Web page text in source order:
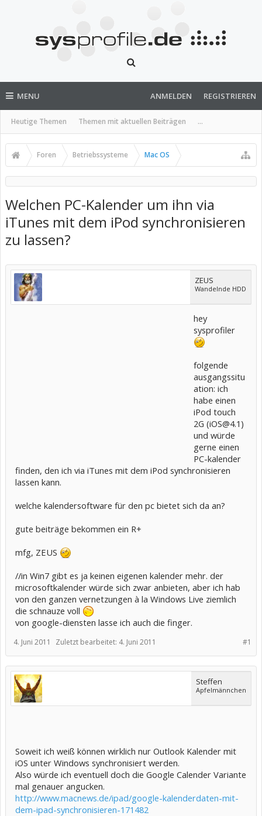
MENU
Heutige Themen Themen mit aktuellen Beiträgen ...
ANMELDEN REGISTRIEREN
Foren Betriebssysteme Mac OS
Welchen PC-Kalender um ihn via
iTunes mit dem iPod synchronisieren
zu lassen?
ZEUS
Wandelnde HDD
hey
sysprofiler
folgende
ausgangssitu
ation: ich
habe einen
iPod touch
2G (iOS@4.1)
und würde
gerne einen
PC-kalender
finden, den ich via iTunes mit dem iPod synchronisieren
lassen kann.
welche kalendersoftware für den pc bietet sich da an?
gute beiträge bekommen ein R+
mfg, ZEUS
//in Win7 gibt es ja keinen eigenen kalender mehr. der
microsoftkalender würde sich zwar anbieten, aber ich hab
von den ganzen vernetzungen à la Windows Live ziemlich
die schnauze voll
von google-diensten lasse ich auch die finger.
#1
4. Juni 2011 Zuletzt bearbeitet: 4. Juni 2011
Steffen
Apfelmännchen
Soweit ich weiß können wirklich nur Outlook Kalender mit
iOS unter Windows synchronisiert werden.
Also würde ich eventuell doch die Google Calender Variante
mal genauer angucken.
http://www.macnews.de/ipad/google-kalenderdaten-mit-
dem-ipad-synchronisieren-171482